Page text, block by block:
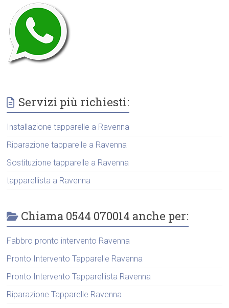
Servizi più richiesti:
Installazione tapparelle a Ravenna
Riparazione tapparelle a Ravenna
Sostituzione tapparelle a Ravenna
tapparellista a Ravenna
Chiama 0544 070014 anche per:
Fabbro pronto intervento Ravenna
Pronto Intervento Tapparelle Ravenna
Pronto Intervento Tapparellista Ravenna
Riparazione Tapparelle Ravenna